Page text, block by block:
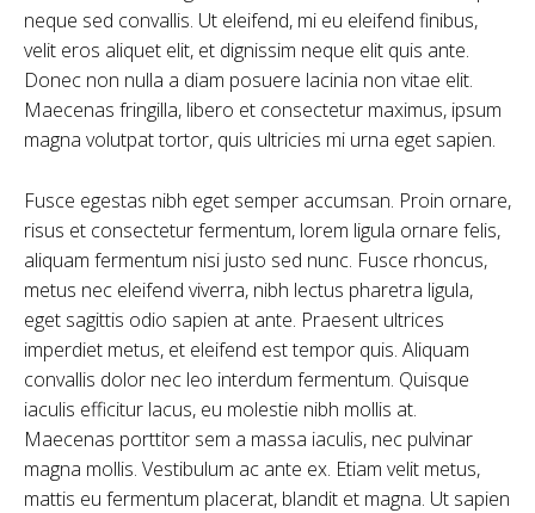
neque sed convallis. Ut eleifend, mi eu eleifend finibus,
velit eros aliquet elit, et dignissim neque elit quis ante.
Donec non nulla a diam posuere lacinia non vitae elit.
Maecenas fringilla, libero et consectetur maximus, ipsum
magna volutpat tortor, quis ultricies mi urna eget sapien.
Fusce egestas nibh eget semper accumsan. Proin ornare,
risus et consectetur fermentum, lorem ligula ornare felis,
aliquam fermentum nisi justo sed nunc. Fusce rhoncus,
metus nec eleifend viverra, nibh lectus pharetra ligula,
eget sagittis odio sapien at ante. Praesent ultrices
imperdiet metus, et eleifend est tempor quis. Aliquam
convallis dolor nec leo interdum fermentum. Quisque
iaculis efficitur lacus, eu molestie nibh mollis at.
Maecenas porttitor sem a massa iaculis, nec pulvinar
magna mollis. Vestibulum ac ante ex. Etiam velit metus,
mattis eu fermentum placerat, blandit et magna. Ut sapien